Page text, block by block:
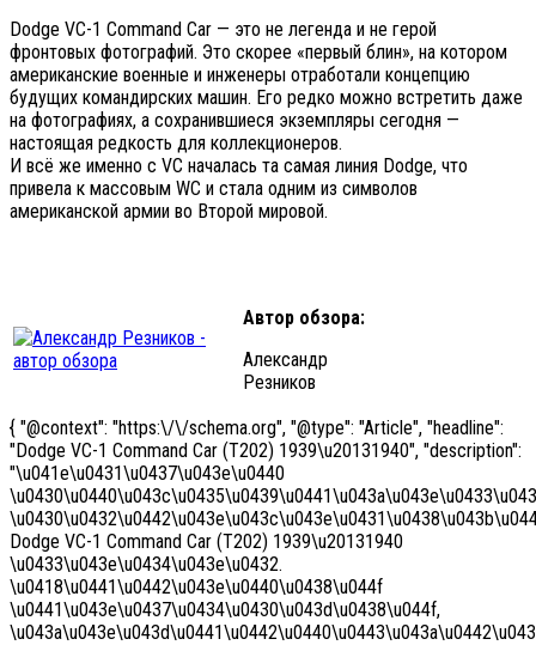
Dodge VC-1 Command Car — это не легенда и не герой
фронтовых фотографий. Это скорее «первый блин», на котором
американские военные и инженеры отработали концепцию
будущих командирских машин. Его редко можно встретить даже
на фотографиях, а сохранившиеся экземпляры сегодня —
настоящая редкость для коллекционеров.
И всё же именно с VC началась та самая линия Dodge, что
привела к массовым WC и стала одним из символов
американской армии во Второй мировой.
Автор обзора:
Александр
Резников
{ "@context": "https:\/\/schema.org", "@type": "Article", "headline":
"Dodge VC-1 Command Car (T202) 1939\u20131940", "description":
"\u041e\u0431\u0437\u043e\u0440
Dodge VC-1 Command Car (T202) 1939\u20131940
\u0433\u043e\u0434\u043e\u0432.
\u0418\u0441\u0442\u043e\u0440\u0438\u044f
\u0441\u043e\u0437\u0434\u0430\u043d\u0438\u044f,